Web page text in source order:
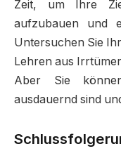
Zeit, um Ihre
aufzubauen und
Untersuchen Sie
Lehren aus
Aber Sie
ausdauernd sind